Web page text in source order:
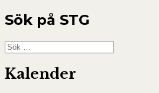
Sök på STG
Sök
efter:
Kalender